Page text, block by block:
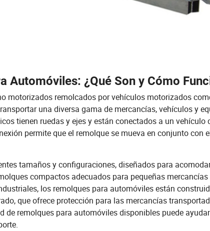
Automóviles: ¿Qué Son y Cómo
motorizados remolcados por vehículos motorizados
una diversa gama de mercancías, vehículos y
tienen ruedas y ejes y están conectados a un vehículo
permite que el remolque se mueva en conjunto con
tamaños y configuraciones, diseñados para
compactos adecuados para pequeñas
los remolques para automóviles están
que ofrece protección para las mercancías
de remolques para automóviles disponibles puede